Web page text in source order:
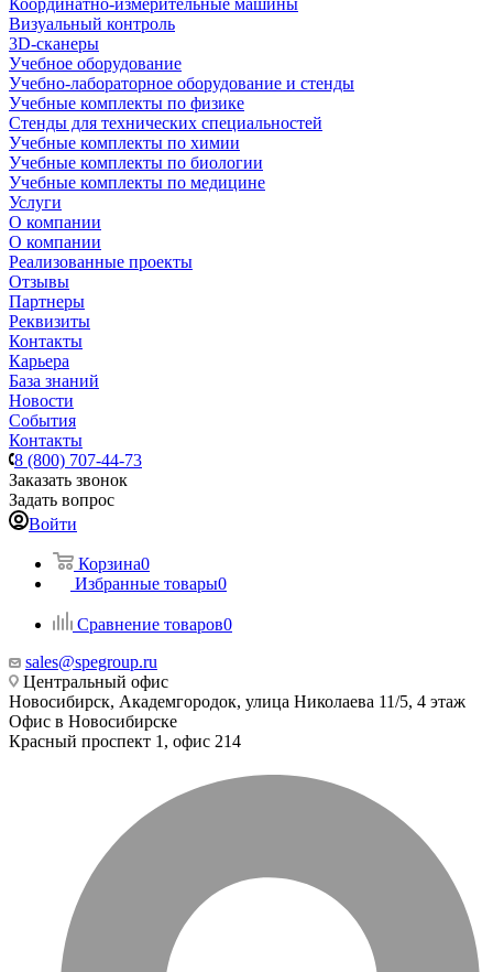
Координатно-измерительные машины
Визуальный контроль
3D-сканеры
Учебное оборудование
Учебно-лабораторное оборудование и стенды
Учебные комплекты по физике
Стенды для технических специальностей
Учебные комплекты по химии
Учебные комплекты по биологии
Учебные комплекты по медицине
Услуги
О компании
О компании
Реализованные проекты
Отзывы
Партнеры
Реквизиты
Контакты
Карьера
База знаний
Новости
События
Контакты
8 (800) 707-44-73
Заказать звонок
Задать вопрос
Войти
Корзина0
Избранные товары0
Сравнение товаров0
sales@spegroup.ru
Центральный офис
Новосибирск, Академгородок, улица Николаева 11/5, 4 этаж
Офис в Новосибирске
Красный проспект 1, офис 214